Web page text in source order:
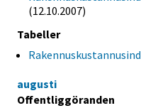
(12.10.2007)
Tabeller
augusti
Offentliggöranden